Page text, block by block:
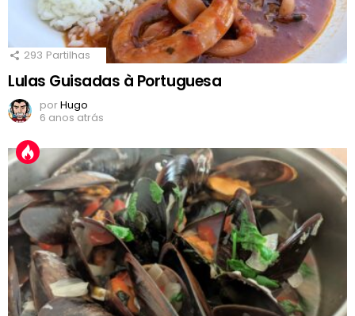
293 Partilhas
Lulas Guisadas à Portuguesa
porHugo
6 anos atrás